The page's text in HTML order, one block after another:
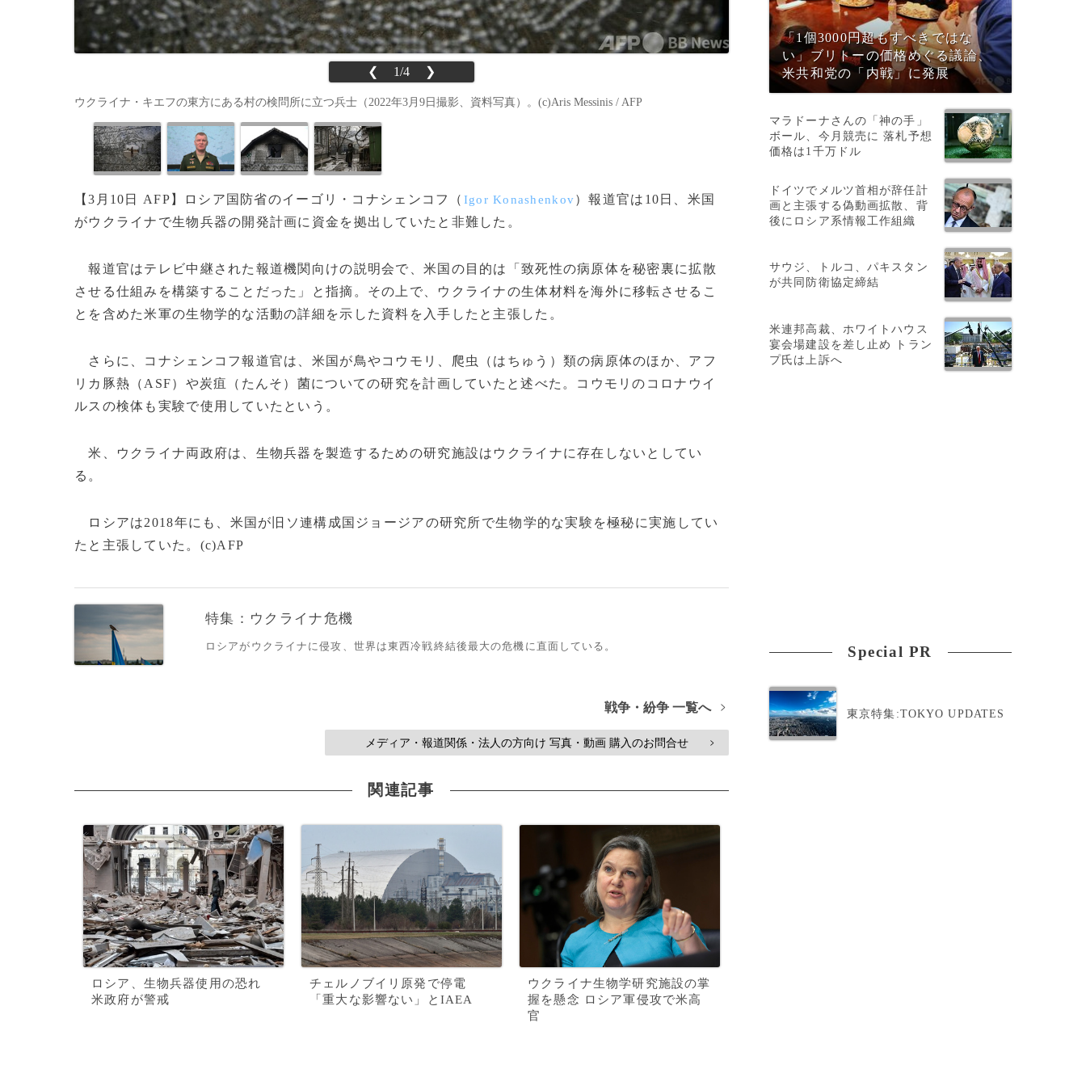
❮ 1/4 ❯
ウクライナ・キエフの東方にある村の検問所に立つ兵士（2022年3月9日撮影、資料写真）。(c)Aris Messinis / AFP
【3月10日 AFP】ロシア国防省のイーゴリ・コナシェンコフ（ Igor Konashenkov）報道官は10日、米国
がウクライナで生物兵器の開発計画に資金を拠出していたと非難した。
報道官はテレビ中継された報道機関向けの説明会で、米国の目的は「致死性の病原体を秘密裏に拡散
させる仕組みを構築することだった」と指摘。その上で、ウクライナの生体材料を海外に移転させるこ
とを含めた米軍の生物学的な活動の詳細を示した資料を入手したと主張した。
さらに、コナシェンコフ報道官は、米国が鳥やコウモリ、爬虫（はちゅう）類の病原体のほか、アフ
リカ豚熱（ASF）や炭疽（たんそ）菌についての研究を計画していたと述べた。コウモリのコロナウイ
ルスの検体も実験で使用していたという。
米、ウクライナ両政府は、生物兵器を製造するための研究施設はウクライナに存在しないとしてい
る。
ロシアは2018年にも、米国が旧ソ連構成国ジョージアの研究所で生物学的な実験を極秘に実施してい
たと主張していた。(c)AFP
特集：ウクライナ危機
ロシアがウクライナに侵攻、世界は東西冷戦終結後最大の危機に直面している。
戦争・紛争 一覧へ >
メディア・報道関係・法人の方向け 写真・動画 購入のお問合せ >
関連記事
ロシア、生物兵器使用の恐れ
米政府が警戒
チェルノブイリ原発で停電
「重大な影響ない」とIAEA
ウクライナ生物学研究施設の掌
握を懸念 ロシア軍侵攻で米高
官
「1個3000円超もすべきではな
い」ブリトーの価格めぐる議論、
米共和党の「内戦」に発展
マラドーナさんの「神の手」
ボール、今月競売に 落札予想
価格は1千万ドル
ドイツでメルツ首相が辞任計
画と主張する偽動画拡散、背
後にロシア系情報工作組織
サウジ、トルコ、パキスタン
が共同防衛協定締結
米連邦高裁、ホワイトハウス
宴会場建設を差し止め トラン
プ氏は上訴へ
Special PR
東京特集:TOKYO UPDATES